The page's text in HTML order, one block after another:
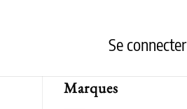
Se connecter
Marques